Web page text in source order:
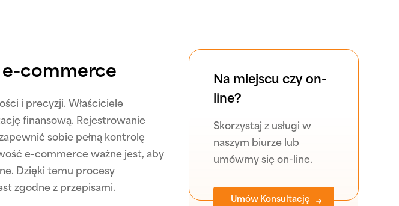
e-commerce
i precyzji. Właściciele
finansową. Rejestrowanie
sobie pełną kontrolę
e-commerce ważne jest, aby
Dzięki temu procesy
zgodne z przepisami.
Na miejscu czy on-
line?
Skorzystaj z usługi w
naszym biurze lub
umówmy się on-line.
Umów Konsultację